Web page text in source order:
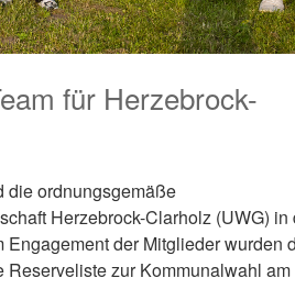
für Herzebrock-
die ordnungsgemäße
Herzebrock-Clarholz (UWG) in
der Mitglieder wurden
zur Kommunalwahl am